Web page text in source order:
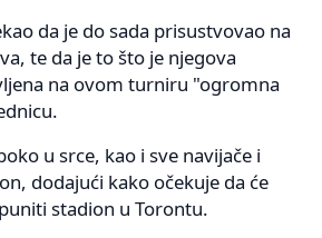
da je do sada prisustvovao na
te da je to što je njegova
na ovom turniru "ogromna
u srce, kao i sve navijače i
dodajući kako očekuje da će
stadion u Torontu.